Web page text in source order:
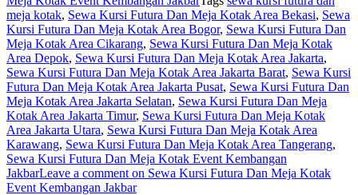
meja kotak, Sewa Kursi Futura Dan Meja Kotak Area Bekasi, Sewa
Kursi Futura Dan Meja Kotak Area Bogor, Sewa Kursi Futura Dan
Meja Kotak Area Cikarang, Sewa Kursi Futura Dan Meja Kotak
Area Depok, Sewa Kursi Futura Dan Meja Kotak Area Jakarta,
Sewa Kursi Futura Dan Meja Kotak Area Jakarta Barat, Sewa Kursi
Futura Dan Meja Kotak Area Jakarta Pusat, Sewa Kursi Futura Dan
Meja Kotak Area Jakarta Selatan, Sewa Kursi Futura Dan Meja
Kotak Area Jakarta Timur, Sewa Kursi Futura Dan Meja Kotak
Area Jakarta Utara, Sewa Kursi Futura Dan Meja Kotak Area
Karawang, Sewa Kursi Futura Dan Meja Kotak Area Tangerang,
Sewa Kursi Futura Dan Meja Kotak Event Kembangan
JakbarLeave a comment on Sewa Kursi Futura Dan Meja Kotak
Event Kembangan Jakbar